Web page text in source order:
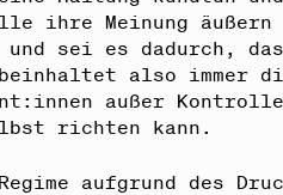
ihre Meinung
sei es dadurch,
also immer
außer
richten kann.
Regime aufgrund des